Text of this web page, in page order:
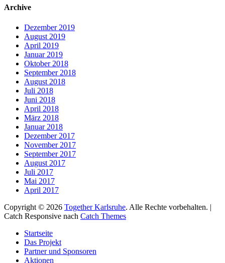
Archive
Dezember 2019
August 2019
April 2019
Januar 2019
Oktober 2018
September 2018
August 2018
Juli 2018
Juni 2018
April 2018
März 2018
Januar 2018
Dezember 2017
November 2017
September 2017
August 2017
Juli 2017
Mai 2017
April 2017
Copyright © 2026 Together Karlsruhe. Alle Rechte vorbehalten. |
Catch Responsive nach Catch Themes
oben
scrollen
Startseite
Das Projekt
Partner und Sponsoren
Aktionen